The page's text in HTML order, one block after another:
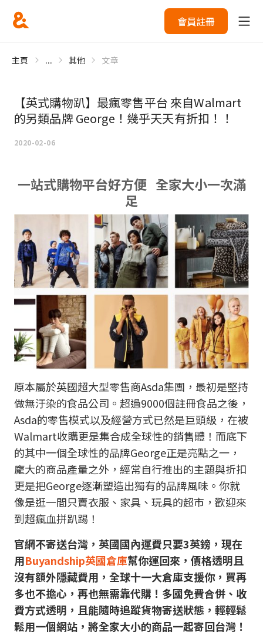
會員註冊
主頁 ... 其他 文章
【英式購物趴】最瘋零售平台 來自Walmart
的另類品牌 George！幾乎天天有折扣！！
2020-02-06
一站式購物平台好方便 全家大小一次滿
足
原本屬於英國超大型零售商Asda集團，最初是堅持
做無汙染的食品公司。超過9000個註冊食品之後，
Asda的零售模式以及經營方式已然是巨頭級，在被
Walmart收購更是集合成全球性的銷售體！而底下
的其中一個全球性的品牌George正是亮點之一，
龐大的商品產量之外，經常自行推出的主題與折扣
更是把George逐漸塑造出獨有的品牌風味。你就
像是逛一間只賣衣服、家具、玩具的超市，歡迎來
到超瘋血拼趴踢！
官網不寄送台灣，英國國內運費只要3英鎊，現在
用Buyandship英國倉庫幫你運回來，價格透明且
沒有額外隱藏費用，全球十一大倉庫支援你，買再
多也不擔心，再也無需靠代購！多國免費合併、收
費方式透明，且能隨時追蹤貨物寄送狀態，輕輕鬆
鬆用一個網站，將全家大小的商品一起寄回台灣！